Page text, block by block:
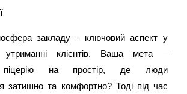
закладу – ключовий аспект у
утриманні клієнтів. Ваша мета –
піцерію на простір, де люди
затишно та комфортно? Тоді під час